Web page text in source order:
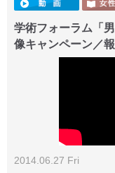
学術フォーラム「
像キャンペーン／
2014.06.27 Fri